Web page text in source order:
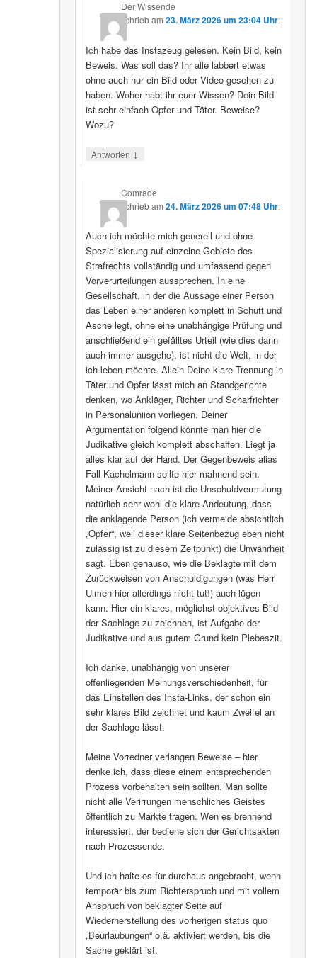
Der Wissende
schriebam23. März 2026 um 23:04 Uhr:
Ich habe das Instazeug gelesen. Kein Bild, kein
Beweis. Was soll das? Ihr alle labbert etwas
ohne auch nur ein Bild oder Video gesehen zu
haben. Woher habt ihr euer Wissen? Dein Bild
ist sehr einfach Opfer und Täter. Beweise?
Wozu?
Antworten ↓
Comrade
schriebam24. März 2026 um 07:48 Uhr:
Auch ich möchte mich generell und ohne
Spezialisierung auf einzelne Gebiete des
Strafrechts vollständig und umfassend gegen
Vorverurteilungen aussprechen. In eine
Gesellschaft, in der die Aussage einer Person
das Leben einer anderen komplett in Schutt und
Asche legt, ohne eine unabhängige Prüfung und
anschließend ein gefälltes Urteil (wie dies dann
auch immer ausgehe), ist nicht die Welt, in der
ich leben möchte. Allein Deine klare Trennung in
Täter und Opfer lässt mich an Standgerichte
denken, wo Ankläger, Richter und Scharfrichter
in Personaluniion vorliegen. Deiner
Argumentation folgend könnte man hier die
Judikative gleich komplett abschaffen. Liegt ja
alles klar auf der Hand. Der Gegenbeweis alias
Fall Kachelmann sollte hier mahnend sein.
Meiner Ansicht nach ist die Unschuldvermutung
natürlich sehr wohl die klare Andeutung, dass
die anklagende Person (ich vermeide absichtlich
„Opfer“, weil dieser klare Seitenbezug eben nicht
zulässig ist zu diesem Zeitpunkt) die Unwahrheit
sagt. Eben genauso, wie die Beklagte mit dem
Zurückweisen von Anschuldigungen (was Herr
Ulmen hier allerdings nicht tut!) auch lügen
kann. Hier ein klares, möglichst objektives Bild
der Sachlage zu zeichnen, ist Aufgabe der
Judikative und aus gutem Grund kein Plebeszit.
Ich danke, unabhängig von unserer
offenliegenden Meinungsverschiedenheit, für
das Einstellen des Insta-Links, der schon ein
sehr klares Bild zeichnet und kaum Zweifel an
der Sachlage lässt.
Meine Vorredner verlangen Beweise – hier
denke ich, dass diese einem entsprechenden
Prozess vorbehalten sein sollten. Man sollte
nicht alle Verirrungen menschliches Geistes
öffentlich zu Markte tragen. Wen es brennend
interessiert, der bediene sich der Gerichtsakten
nach Prozessende.
Und ich halte es für durchaus angebracht, wenn
temporär bis zum Richterspruch und mit vollem
Anspruch von beklagter Seite auf
Wiederherstellung des vorherigen status quo
„Beurlaubungen“ o.ä. aktiviert werden, bis die
Sache geklärt ist.